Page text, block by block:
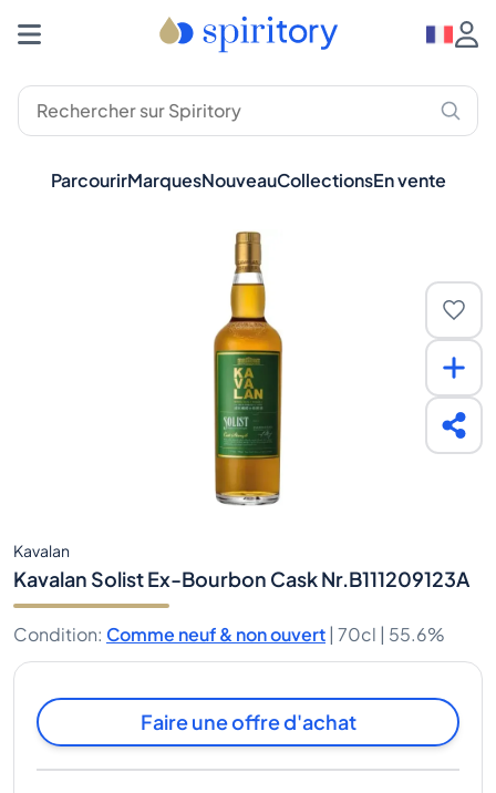
ParcourirMarquesNouveauCollectionsEn vente
Kavalan
Kavalan Solist Ex-Bourbon Cask Nr.B111209123A
Condition: Comme neuf & non ouvert | 70cl | 55.6%
Faire une offre d'achat